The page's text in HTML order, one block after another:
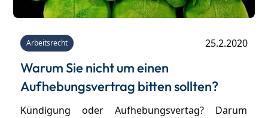
Arbeitsrecht 25.2.2020
Warum Sie nicht um einen
Aufhebungsvertrag bitten sollten?
Kündigung oder Aufhebungsvertag? Darum